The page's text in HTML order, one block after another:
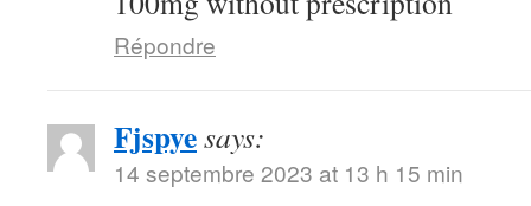
Répondre
Fjspyesays:
14 septembre 2023 at 13 h 15 min